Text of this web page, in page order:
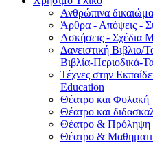
Ανθρώπινα
Άρθρα - Απόψεις -
Ασκήσεις - Σχέδια
Δανειστική Βιβλιο/
Βιβλία-Περιοδικά-
Τέχνες στην
Education
Θέατρο και Φυλακή
Θέατρο και
Θέατρο & Πρόληψη
Θέατρο &